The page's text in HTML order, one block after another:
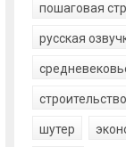
пошаговая
русская
строительство
шутер